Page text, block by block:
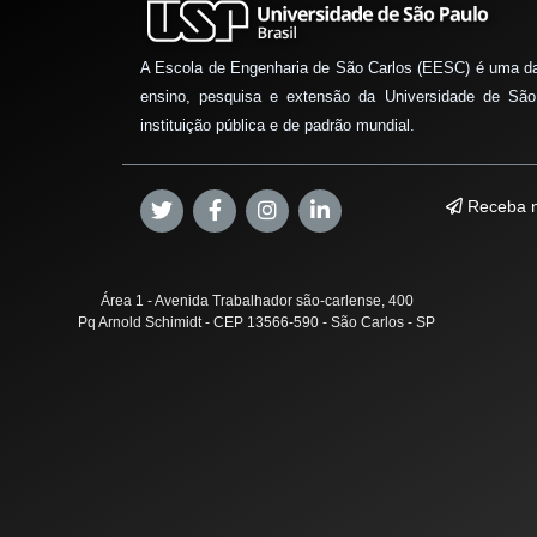
A Escola de Engenharia de São Carlos (EESC) é uma
ensino, pesquisa e extensão da Universidade de
instituição pública e de padrão mundial.
Receba
Área 1 - Avenida Trabalhador são-carlense, 400
Pq Arnold Schimidt - CEP 13566-590 - São Carlos - SP